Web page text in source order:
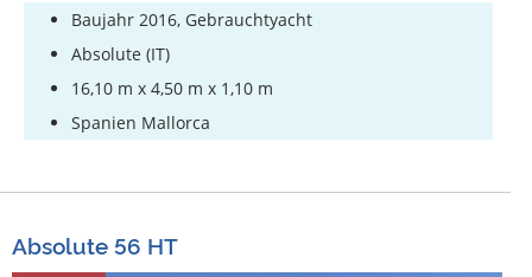
Baujahr 2016, Gebrauchtyacht
Absolute (IT)
16,10 m x 4,50 m x 1,10 m
Spanien Mallorca
Absolute 56 HT